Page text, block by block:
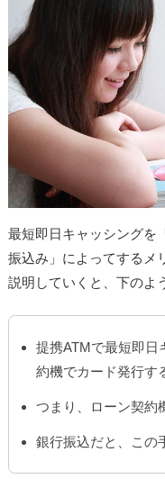
最短即日キャッシングを
振込み」によってするメ
説明していくと、下のよ
提携ATMで最短即日
約機でカード発行す
つまり、ローン契約
銀行振込だと、この